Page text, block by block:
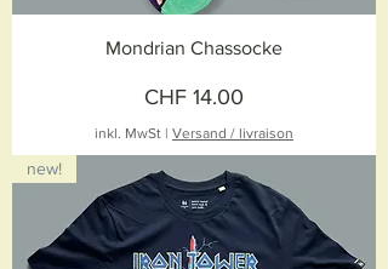
Mondrian Chassocke
Preis
CHF 14.00
inkl. MwSt | Versand / livraison
new!